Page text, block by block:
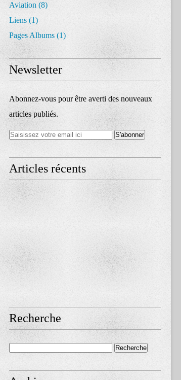
Aviation(8)
Liens(1)
Pages Albums(1)
Newsletter
Abonnez-vous pour être averti des nouveaux
articles publiés.
Articles récents
Recherche